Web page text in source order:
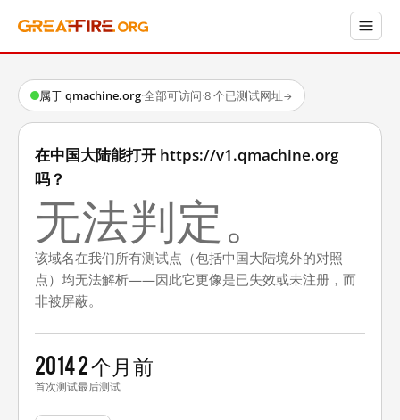
属于 qmachine.org·全部可访问·8 个已测试网址→
在中国大陆能打开 https://v1.qmachine.org
吗？
无法判定。
该域名在我们所有测试点（包括中国大陆境外的对照
点）均无法解析——因此它更像是已失效或未注册，而
非被屏蔽。
2014
首次测试
2 个月前
最后测试